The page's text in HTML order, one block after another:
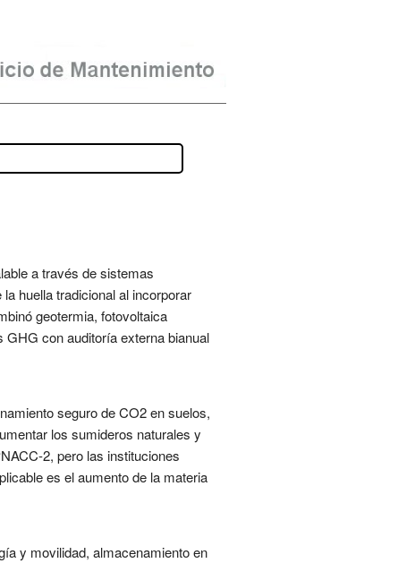
a través de sistemas
huella tradicional al incorporar
geotermia, fotovoltaica
con auditoría externa bianual
seguro de CO2 en suelos,
los sumideros naturales y
2, pero las instituciones
es el aumento de la materia
y movilidad, almacenamiento en